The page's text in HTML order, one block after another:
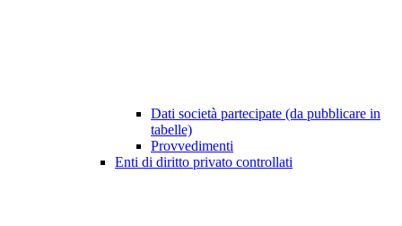
Dati società partecipate (da pubblicare in
tabelle)
Provvedimenti
Enti di diritto privato controllati